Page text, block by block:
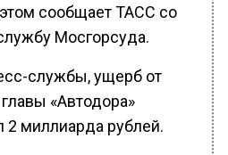
сообщает ТАСС со
Мосгорсуда.
службы, ущерб от
«Автодора»
2 миллиарда рублей.